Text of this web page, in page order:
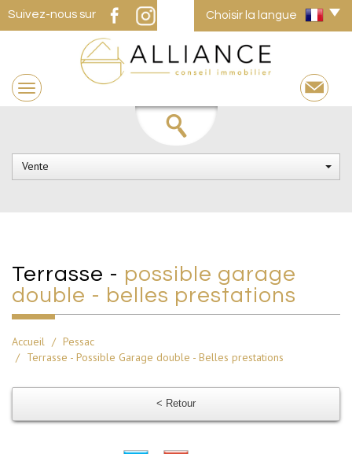
Suivez-nous sur Choisir la langue
Vente
terrasse - possible garage
double - belles prestations
Accueil
Pessac
Terrasse - Possible Garage double - Belles prestations
< Retour